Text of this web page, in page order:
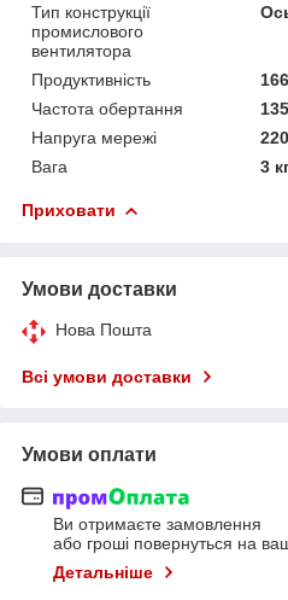
Тип конструкції
промислового
вентилятора
Продуктивність
Частота обертання
Напруга мережі
Вага
3
Приховати
Умови доставки
Нова Пошта
Всі умови доставки
Умови оплати
Ви отримаєте замовлення
або гроші повернуться на
Детальніше